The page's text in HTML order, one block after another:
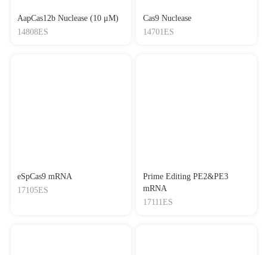
AapCas12b Nuclease (10 μM)
14808ES
Cas9 Nuclease
14701ES
eSpCas9 mRNA
17105ES
Prime Editing PE2&PE3
mRNA
17111ES